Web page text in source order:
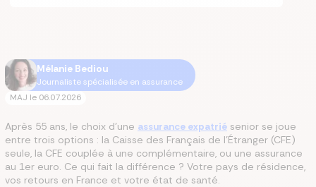
Mélanie Bediou
Journaliste spécialisée en assurance
MAJ le 06.07.2026
Après 55 ans, le choix d'une assurance expatrié senior se joue
entre trois options : la Caisse des Français de l'Étranger (CFE)
seule, la CFE couplée à une complémentaire, ou une assurance
au 1er euro. Ce qui fait la différence ? Votre pays de résidence,
vos retours en France et votre état de santé.